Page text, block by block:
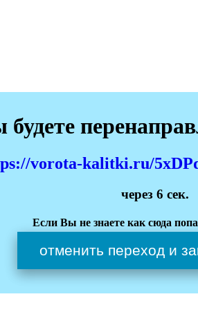
vorota-kalitki.ru/
через 6 сек.
Если Вы не знаете как сюда
отменить переход и